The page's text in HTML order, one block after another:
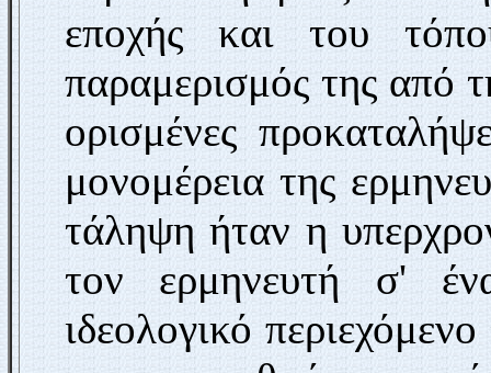
εποχής και του
παραμερισμός της από
ορισμένες
μονομέρεια της
τάληψη ήταν η
τον ερμηνευτή σ'
ιδεολογικό